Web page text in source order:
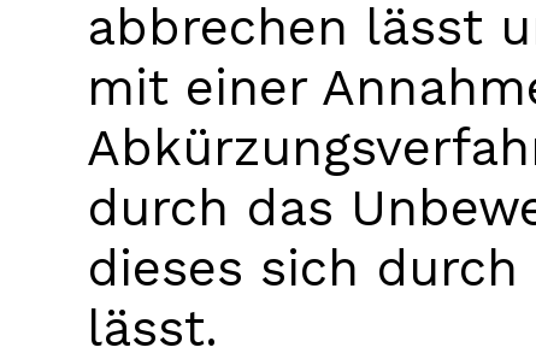
abbrechen lässt
mit einer
durch das
dieses sich
lässt.